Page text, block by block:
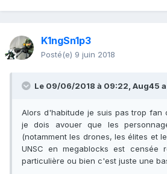
K1ngSn1p3
Posté(e) 9 juin 2018
Le 09/06/2018 à 09:22, Aug45
Alors d'habitude je suis pas trop fan
je dois avouer que les
(notamment les drones, les élites et
UNSC en megablocks est censée
particulière ou bien c'est juste une